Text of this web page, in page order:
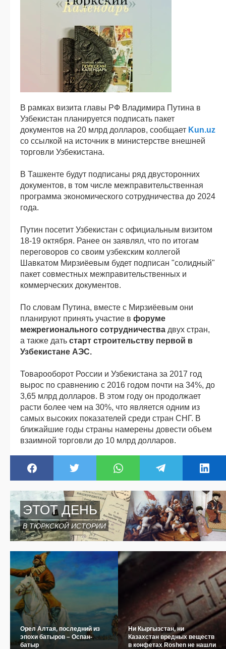
В рамках визита главы РФ Владимира Путина в
Узбекистан планируется подписать пакет
документов на 20 млрд долларов, сообщает Kun.uz
со ссылкой на источник в министерстве внешней
торговли Узбекистана.
В Ташкенте будут подписаны ряд двусторонних
документов, в том числе межправительственная
программа экономического сотрудничества до 2024
года.
Путин посетит Узбекистан с официальным визитом
18-19 октября. Ранее он заявлял, что по итогам
переговоров со своим узбекским коллегой
Шавкатом Мирзиёевым будет подписан "солидный"
пакет совместных межправительственных и
коммерческих документов.
По словам Путина, вместе с Мирзиёевым они
планируют принять участие в форуме
межрегионального сотрудничества двух стран,
а также дать старт строительству первой в
Узбекистане АЭС.
Товарооборот России и Узбекистана за 2017 год
вырос по сравнению с 2016 годом почти на 34%, до
3,65 млрд долларов. В этом году он продолжает
расти более чем на 30%, что является одним из
самых высоких показателей среди стран СНГ. В
ближайшие годы страны намерены довести объем
взаимной торговли до 10 млрд долларов.
ЭТОТ ДЕНЬ
В ТЮРКСКОЙ ИСТОРИИ
Орел Алтая, последний из
эпохи батыров – Оспан-
батыр
Ни Кыргызстан, ни
Казахстан вредных веществ
в конфетах Roshen не нашли